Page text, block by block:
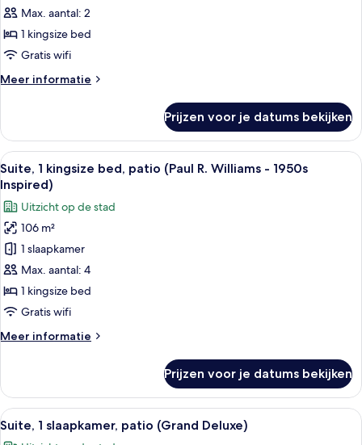
slaapkamer
(Crescent
Suite)
Max. aantal: 2
1 kingsize bed
Gratis wifi
Meer informatie
Meer
1
slaapkamer
(Crescent
Suite)
Prijzen voor je datums bekijken
Alle
foto's
voor
Suite,
1
kingsize
bed,
patio
(Paul
Williams
Inspired)
laden
Een moderne woonkamer met een
9
Suite, 1 kingsize bed, patio (Paul R. Williams - 1950s
Inspired)
Uitzicht op de stad
106 m²
1 slaapkamer
Max. aantal: 4
1 kingsize bed
Gratis wifi
Meer informatie
Meer
1
kingsize
bed,
Prijzen voor je datums bekijken
Alle
foto's
Een moderne woonkamer met een
7
Suite, 1 slaapkamer, patio (Grand Deluxe)